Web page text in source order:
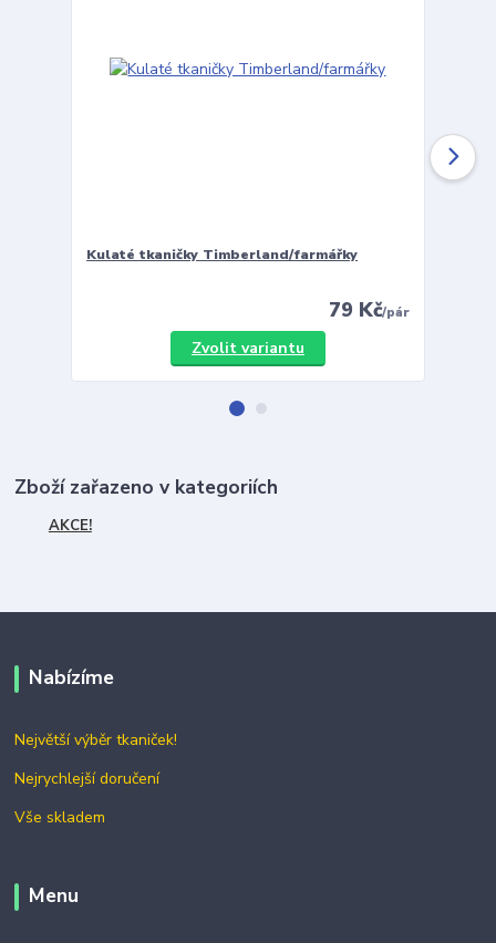
Kulaté tkaničky Timberland/farmářky
79 Kč/pár
Zvolit variantu
Zboží zařazeno v kategoriích
AKCE!
Nabízíme
Největší výběr tkaniček!
Nejrychlejší doručení
Vše skladem
Menu